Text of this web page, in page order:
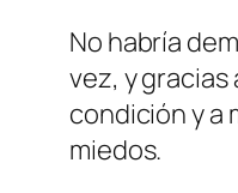
No habría
vez, y
condición y a
miedos.